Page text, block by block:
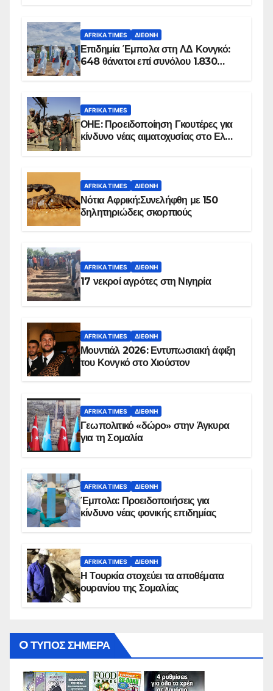
AFRIKA TIMES ΔΙΕΘΝΉ
Επιδημία Έμπολα στη ΛΔ Κονγκό:
648 θάνατοι επί συνόλου 1.830
AFRIKA TIMES
ΟΗΕ: Προειδοποίηση Γκουτέρες για
κίνδυνο νέας αιματοχυσίας στο Ελ
AFRIKA TIMES ΔΙΕΘΝΉ
Νότια Αφρική:Συνελήφθη με 150
δηλητηριώδεις σκορπιούς
AFRIKA TIMES ΔΙΕΘΝΉ
17 νεκροί αγρότες στη Νιγηρία
AFRIKA TIMES ΔΙΕΘΝΉ
Μουντιάλ 2026: Εντυπωσιακή άφιξη
του Κονγκό στο Χιούστον
AFRIKA TIMES ΔΙΕΘΝΉ
Γεωπολιτικό «δώρο» στην Άγκυρα
για τη Σομαλία
AFRIKA TIMES ΔΙΕΘΝΉ
Έμπολα: Προειδοποιήσεις για
κίνδυνο νέας φονικής επιδημίας
AFRIKA TIMES ΔΙΕΘΝΉ
Η Τουρκία στοχεύει τα αποθέματα
ουρανίου της Σομαλίας
O ΤΥΠΟΣ ΣΗΜΕΡΑ